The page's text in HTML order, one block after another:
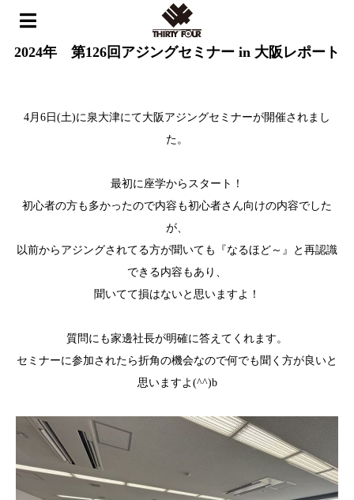
ホーム 2024年 第126回アジングセミナー in 大阪レポート
2024年 第126回アジングセミナー in 大阪レポート
4月6日(土)に泉大津にて大阪アジングセミナーが開催されまし
た。
最初に座学からスタート！
初心者の方も多かったので内容も初心者さん向けの内容でした
が、
以前からアジングされてる方が聞いても『なるほど～』
と再認識
できる内容もあり、
聞いてて損はないと思いますよ！
質問にも家邊社長が明確に答えてくれます。
セミナーに参加されたら折角の機会なので何でも聞く方が良いと
思いますよ(^^)b